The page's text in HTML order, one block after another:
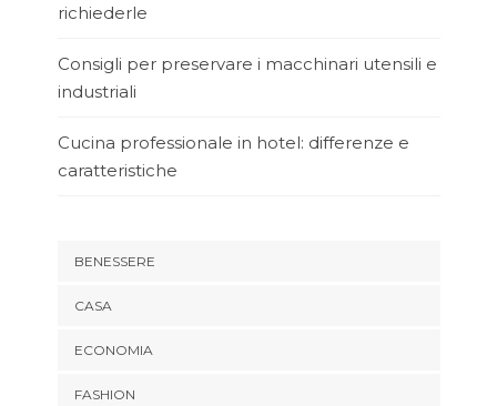
richiederle
Consigli per preservare i macchinari utensili e
industriali
Cucina professionale in hotel: differenze e
caratteristiche
BENESSERE
CASA
ECONOMIA
FASHION